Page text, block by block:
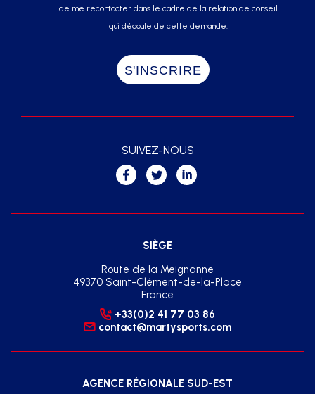
de me recontacter dans le cadre de la relation de conseil
qui découle de cette demande.
SIÈGE
Route de la Meignanne
49370 Saint-Clément-de-la-Place
France
+33(0)2 41 77 03 86
contact@martysports.com
AGENCE RÉGIONALE SUD-EST
SUIVEZ-NOUS